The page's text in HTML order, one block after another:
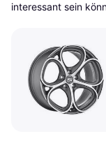
interessant sein